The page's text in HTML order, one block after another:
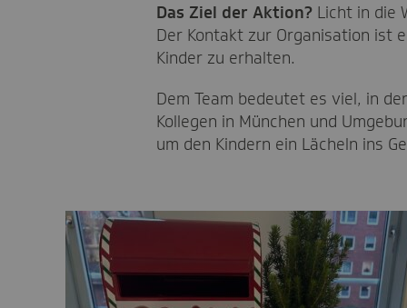
Das Ziel der Aktion? Licht in die
Der Kontakt zur Organisation ist
Kinder zu erhalten.
Dem Team bedeutet es viel, in
Kollegen in München und
um den Kindern ein Lächeln ins